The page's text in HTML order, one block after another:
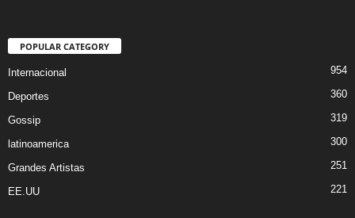
POPULAR CATEGORY
Internacional 954
Deportes 360
Gossip 319
latinoamerica 300
Grandes Artistas 251
EE.UU 221